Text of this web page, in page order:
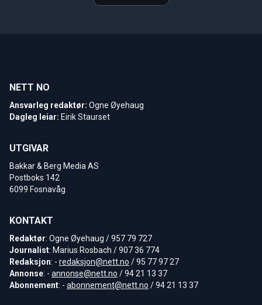
NETT NO
Ansvarleg redaktør: Ogne Øyehaug
Dagleg leiar: Eirik Staurset
UTGIVAR
Bakkar & Berg Media AS
Postboks 142
6099 Fosnavåg
KONTAKT
Redaktør: Ogne Øyehaug / 957 79 727
Journalist: Marius Rosbach / 907 36 774
Redaksjon: - redaksjon@nett.no / 95 77 97 27
Annonse: - annonse@nett.no / 94 21 13 37
Abonnement: - abonnement@nett.no / 94 21 13 37